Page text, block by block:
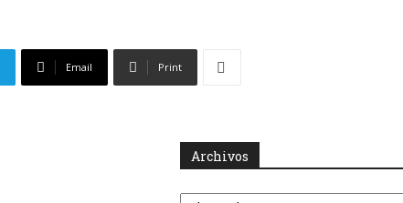
Email Print
Archivos
Archivos